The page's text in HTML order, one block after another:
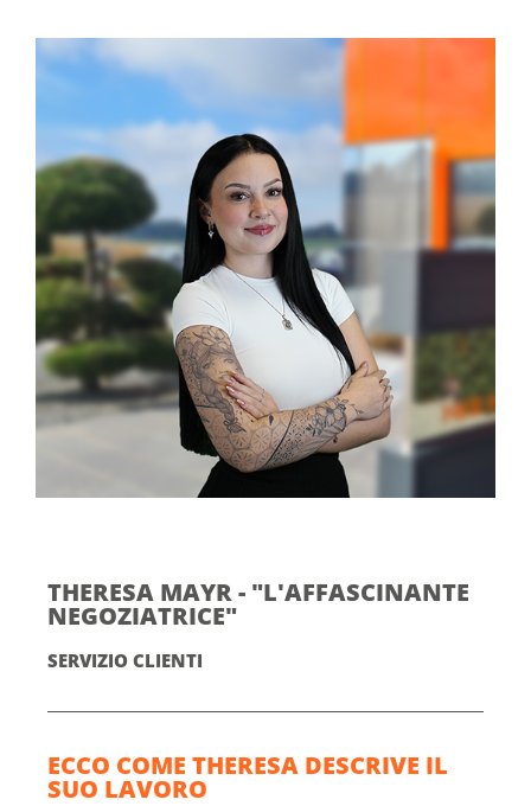
THERESA MAYR - "L'AFFASCINANTE
NEGOZIATRICE"
SERVIZIO CLIENTI
ECCO COME THERESA DESCRIVE IL
SUO LAVORO